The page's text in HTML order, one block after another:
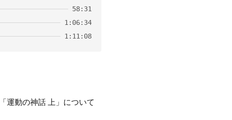
58:31
1:06:34
1:11:08
運動の神話 上」について